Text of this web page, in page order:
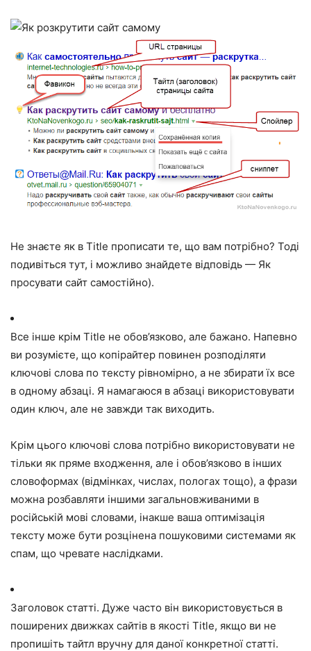
Не знаєте як в Title прописати те, що вам потрібно? Тоді
подивіться тут, і можливо знайдете відповідь — Як
просувати сайт самостійно).
Все інше крім Title не обов’язково, але бажано. Напевно
ви розумієте, що копірайтер повинен розподіляти
ключові слова по тексту рівномірно, а не збирати їх все
в одному абзаці. Я намагаюся в абзаці використовувати
один ключ, але не завжди так виходить.
Крім цього ключові слова потрібно використовувати не
тільки як пряме входження, але і обов’язково в інших
словоформах (відмінках, числах, пологах тощо), а фрази
можна розбавляти іншими загальновживаними в
російській мові словами, інакше ваша оптимізація
тексту може бути розцінена пошуковими системами як
спам, що чревате наслідками.
Заголовок статті. Дуже часто він використовується в
поширених движках сайтів в якості Title, якщо ви не
пропишіть тайтл вручну для даної конкретної статті.